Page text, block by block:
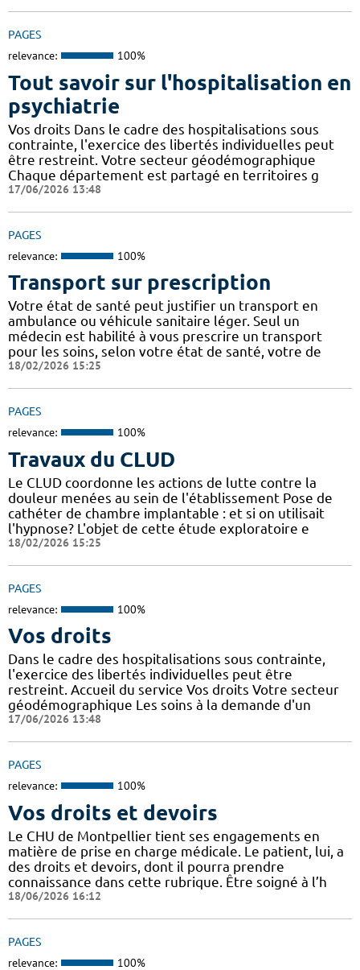
PAGES
relevance: 100%
Tout savoir sur l'hospitalisation en
psychiatrie
Vos droits Dans le cadre des hospitalisations sous
contrainte, l'exercice des libertés individuelles peut
être restreint. Votre secteur géodémographique
Chaque département est partagé en territoires g
17/06/2026 13:48
PAGES
relevance: 100%
Transport sur prescription
Votre état de santé peut justifier un transport en
ambulance ou véhicule sanitaire léger. Seul un
médecin est habilité à vous prescrire un transport
pour les soins, selon votre état de santé, votre de
18/02/2026 15:25
PAGES
relevance: 100%
Travaux du CLUD
Le CLUD coordonne les actions de lutte contre la
douleur menées au sein de l'établissement Pose de
cathéter de chambre implantable : et si on utilisait
l'hypnose? L'objet de cette étude exploratoire e
18/02/2026 15:25
PAGES
relevance: 100%
Vos droits
Dans le cadre des hospitalisations sous contrainte,
l'exercice des libertés individuelles peut être
restreint. Accueil du service Vos droits Votre secteur
géodémographique Les soins à la demande d'un
17/06/2026 13:48
PAGES
relevance: 100%
Vos droits et devoirs
Le CHU de Montpellier tient ses engagements en
matière de prise en charge médicale. Le patient, lui, a
des droits et devoirs, dont il pourra prendre
connaissance dans cette rubrique. Être soigné à l’h
18/06/2026 16:12
PAGES
relevance: 100%